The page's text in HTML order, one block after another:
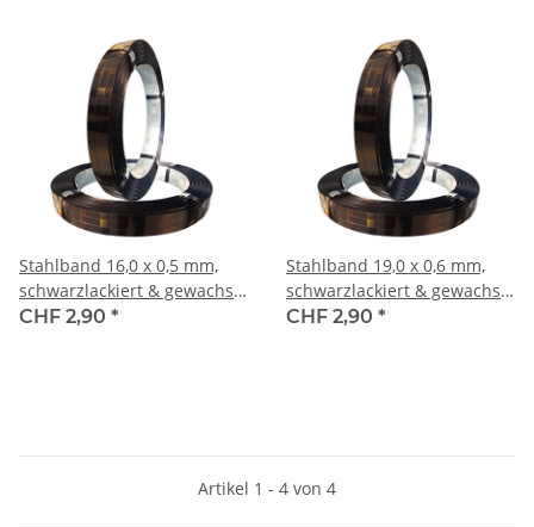
Stahlband 16,0 x 0,5 mm,
schwarzlackiert & gewachst,
Packenwicklung
CHF 2,90 *
Stahlband 19,0 x 0,6 mm,
schwarzlackiert & gewachst,
Packenwicklung
CHF 2,90 *
Artikel 1 - 4 von 4